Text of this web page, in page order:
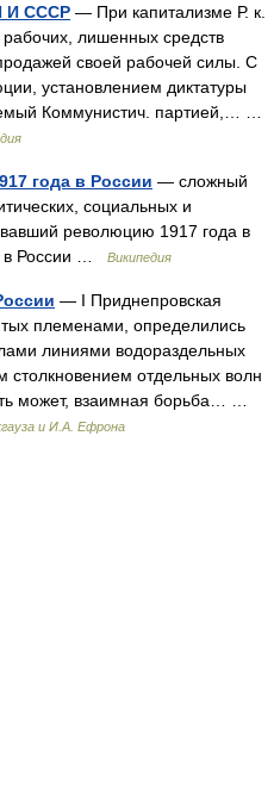
И СССР — При капитализме Р. к.
лишенных средств
своей рабочей силы. С
установлением диктатуры
Коммунистич. партией,… …
года в России — сложный
социальных и
революцию 1917 года в
в России …
Википедия
— I Приднепровская
племенами, определились
линиями водораздельных
столкновением отдельных волн
может, взаимная борьба… …
и И.А. Ефрона